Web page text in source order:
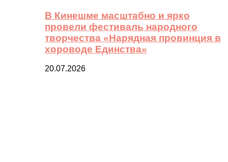
В Кинешме масштабно и ярко
провели фестиваль народного
творчества «Нарядная провинция в
хороводе Единства»
20.07.2026